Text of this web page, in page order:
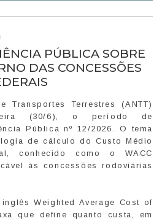
PÚBLICA SOBRE
DAS CONCESSÕES
Transportes Terrestres (ANTT)
(30/6), o período de
Pública nº 12/2026. O tema
de cálculo do Custo Médio
conhecido como o WACC
às concessões rodoviárias
Weighted Average Cost of
que define quanto custa, em